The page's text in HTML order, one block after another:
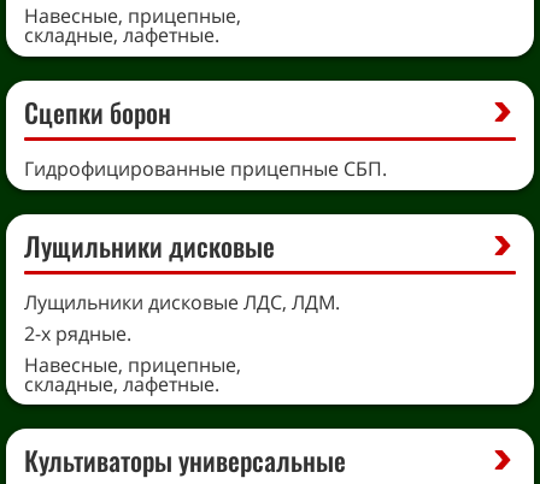
Навесные, прицепные,
складные, лафетные.
Сцепки борон
Гидрофицированные прицепные СБП.
Лущильники дисковые
Лущильники дисковые ЛДС, ЛДМ.
2-х рядные.
Навесные, прицепные,
складные, лафетные.
Культиваторы универсальные